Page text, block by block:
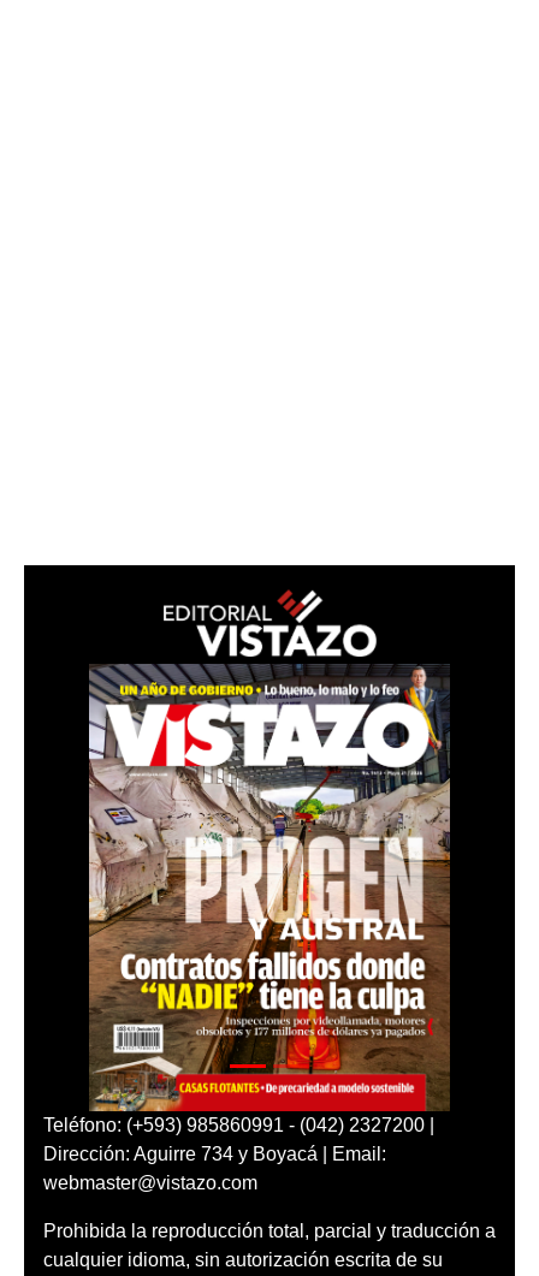
Teléfono: (+593) 985860991 - (042) 2327200 |
Dirección: Aguirre 734 y Boyacá | Email:
webmaster@vistazo.com
Prohibida la reproducción total, parcial y traducción a
cualquier idioma, sin autorización escrita de su